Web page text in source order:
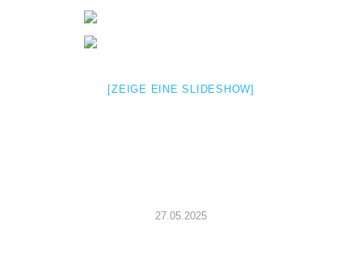
[ZEIGE EINE SLIDESHOW]
27.05.2025